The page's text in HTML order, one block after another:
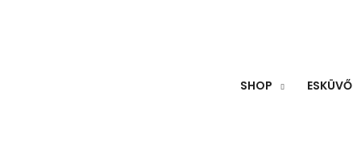
SHOP ESKÜVŐ